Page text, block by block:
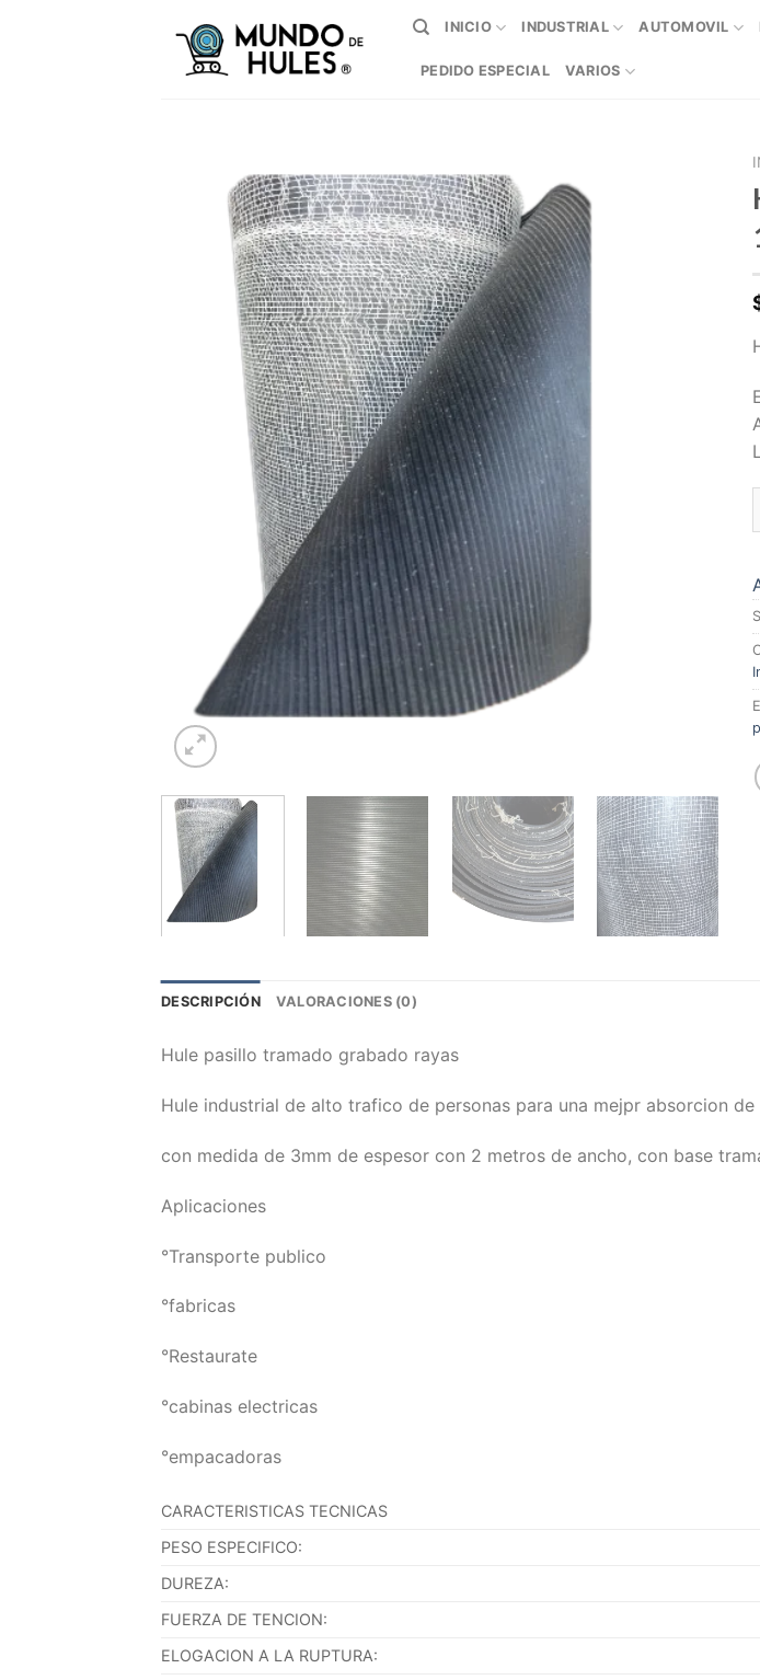
INICIO INDUSTRIAL AUTOMOVIL
PEDIDO ESPECIAL VARIOS
DESCRIPCIÓN VALORACIONES (0)
Hule pasillo tramado grabado rayas
Hule industrial de alto trafico de personas para una mejpr absorcion de
con medida de 3mm de espesor con 2 metros de ancho, con base
Aplicaciones
°Transporte publico
°fabricas
°Restaurate
°cabinas electricas
°empacadoras
CARACTERISTICAS TECNICAS
PESO ESPECIFICO:
DUREZA:
FUERZA DE TENCION:
ELOGACION A LA RUPTURA: